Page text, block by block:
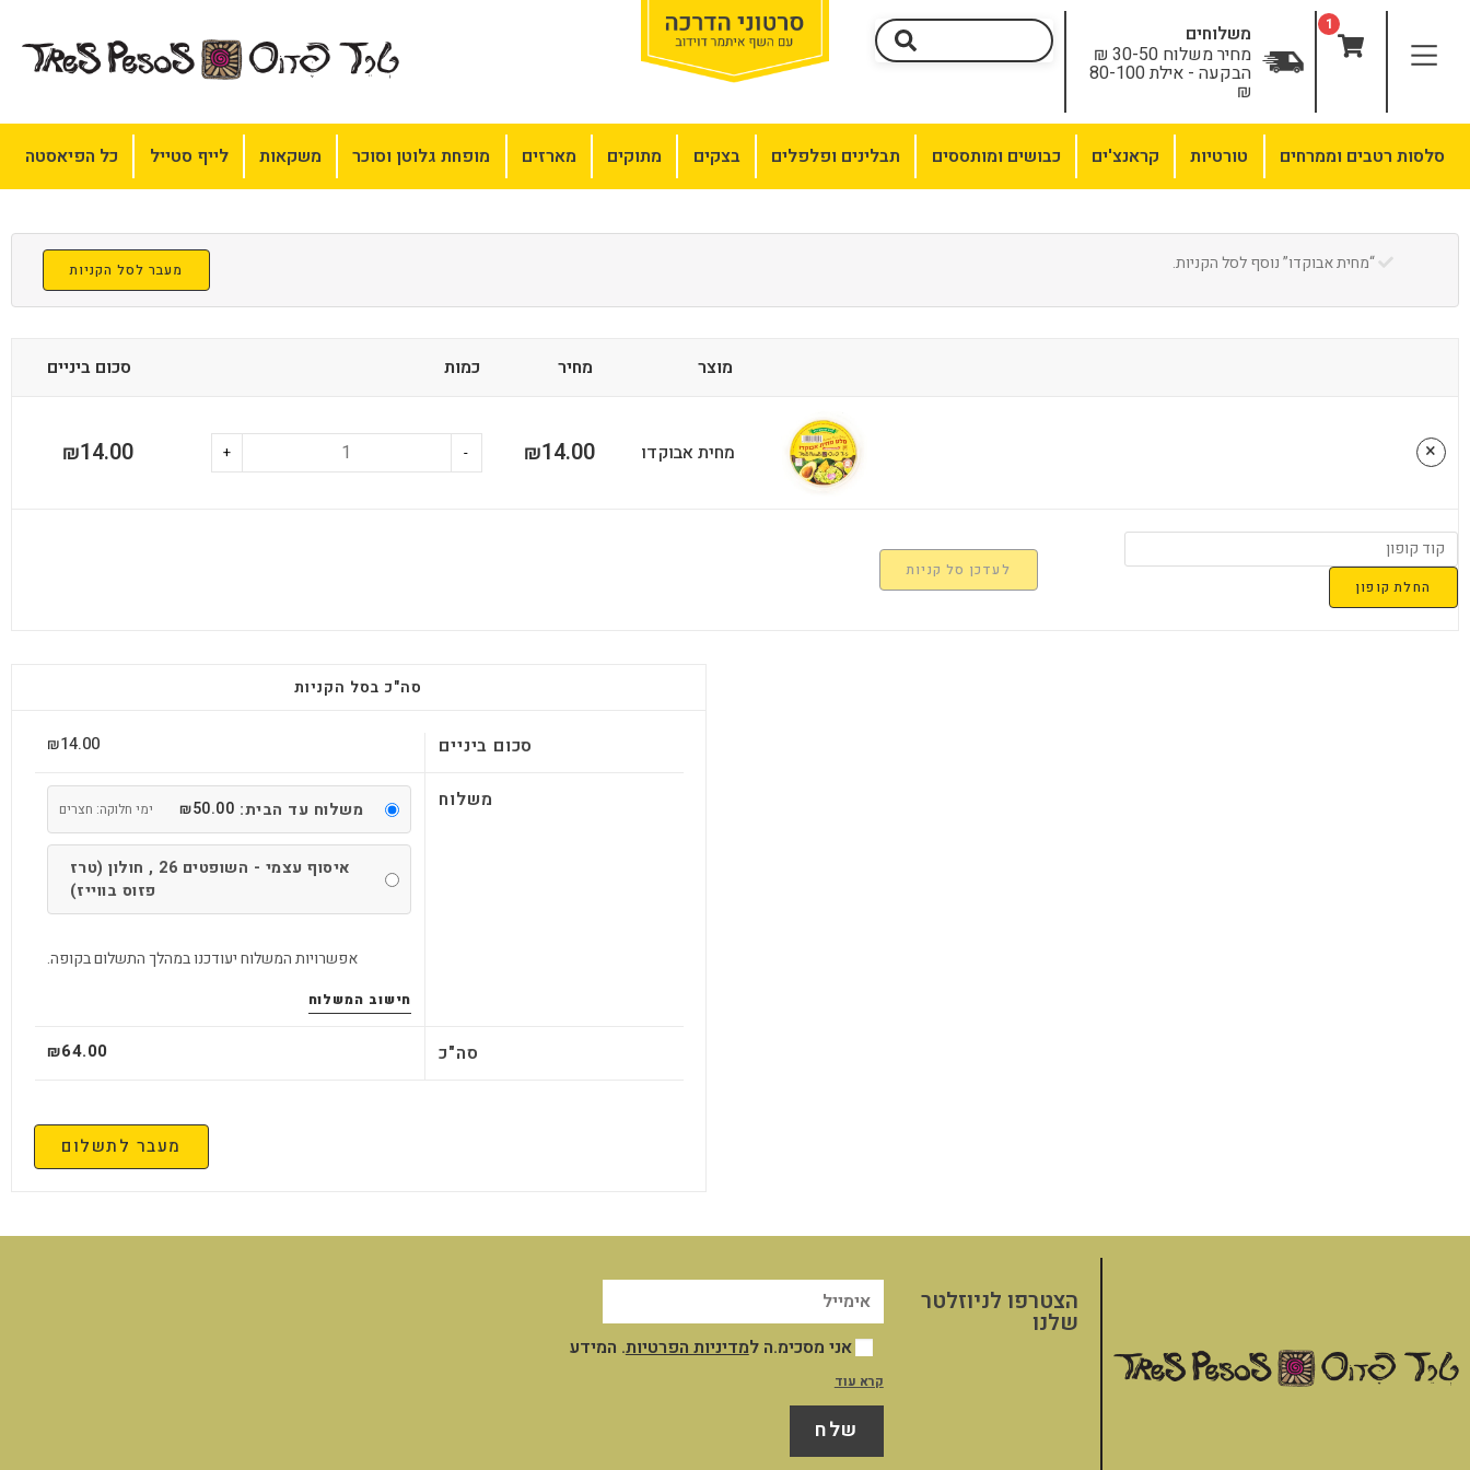
1 משלוחים
מחיר משלוח 30-50 ₪
הבקעה - אילת 80-100
₪
סלסות רטבים וממרחים טורטיות קראנצ'ים כבושים ומותססים תבלינים ופלפלים בצקים מתוקים מארזים מופחת גלוטן וסוכר משקאות לייף סטייל כל הפיאסטה
“מחית אבוקדו” נוסף לסל הקניות. מעבר לסל הקניות
מוצר מחיר כמות סכום ביניים
× מחית אבוקדו ₪14.00
-
+
₪14.00
החלת קופון
לעדכן סל קניות
סה"כ בסל הקניות
סכום ביניים ₪14.00
משלוח משלוח עד הבית: ₪50.00 ימי חלוקה: חצרים
איסוף עצמי - השופטים 26 , חולון (טרז
פזוס בווייז)
אפשרויות המשלוח יעודכנו במהלך התשלום בקופה.
חישוב המשלוח
סה"כ ₪64.00
מעבר לתשלום
הצטרפו לניוזלטר
שלנו
אני מסכימ.ה למדיניות הפרטיות. המידע
שייאסף אודותיי במסגרת השימוש שלי באתר
יישמר במאגר המידע שבשליטת החברה לצורך
ניהול וייעול השירות והקשר עמי, לצרכים
תפעוליים ושיווקיים כמפורט במדיניות
קרא עוד
שלח